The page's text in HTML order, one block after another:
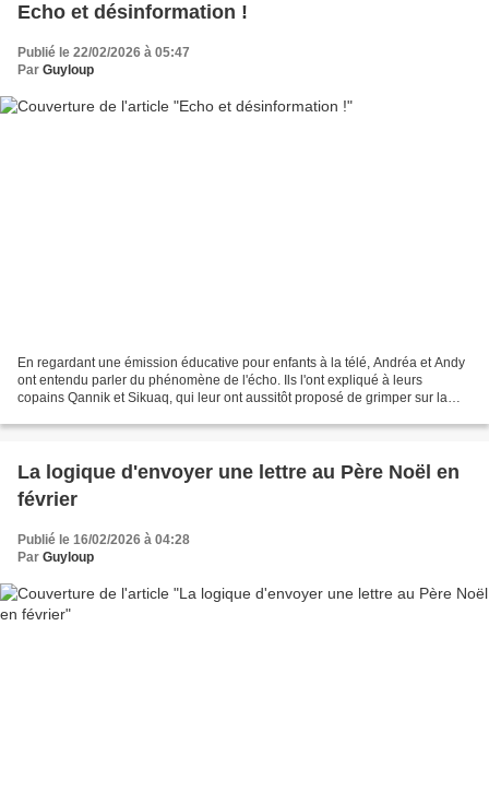
Echo et désinformation !
Publié le 22/02/2026 à 05:47
Par Guyloup
En regardant une émission éducative pour enfants à la télé, Andréa et Andy
ont entendu parler du phénomène de l'écho. Ils l'ont expliqué à leurs
copains Qannik et Sikuaq, qui leur ont aussitôt proposé de grimper sur la
La logique d'envoyer une lettre au Père Noël en
février
Publié le 16/02/2026 à 04:28
Par Guyloup